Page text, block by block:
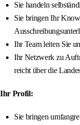
Sie handeln
Sie bringen Ihr
Ihr Team leiten Sie
Ihr Netzwerk zu
reicht über die
Ihr Profil:
Sie bringen